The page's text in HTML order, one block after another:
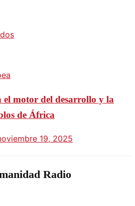
el motor del desarrollo y la
de África
19, 2025
Radio